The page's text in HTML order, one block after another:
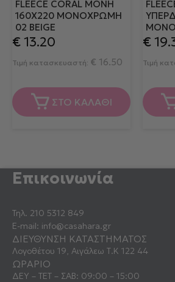
FLEECE CORAL ΜΟΝΉ
160X220 ΜΟΝΌΧΡΩΜΗ
02 BEIGE
€ 13.20
Τιμή κατασκευαστή: € 16.50
ΣΤΟ ΚΑΛΑΘΙ
€
Τιμή
Επικοινωνία
Τηλ. 210 5312 849
E-mail: info@casahara.gr
ΔΙΕΥΘΥΝΣΗ ΚΑΤΑΣΤΗΜΑΤΟΣ
Λογοθέτου 19, Αιγάλεω Τ.Κ 122 44
ΩΡΑΡΙΟ
ΔΕΥ – ΤΕΤ – ΣΑΒ: 09:00 – 15:00